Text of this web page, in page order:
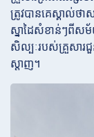
ត្រូវបានគេស្គាល់ថ
ស្នាដៃសំខាន់ៗពីស
សិល្បៈរបស់គ្រួសារជួ
ស្តាញ។